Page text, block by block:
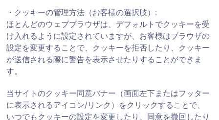
・クッキーの管理方法（お客様の選択肢）:
ほとんどのウェブブラウザは、デフォルトでクッキーを受
け入れるように設定されていますが、お客様はブラウザの
設定を変更することで、クッキーを拒否したり、クッキー
が送信される際に警告を表示させたりすることができま
す。
当サイトのクッキー同意バナー（画面左下またはフッター
に表示されるアイコン/リンク）をクリックすることで、
いつでもクッキーの設定を変更したり、同意を撤回したり